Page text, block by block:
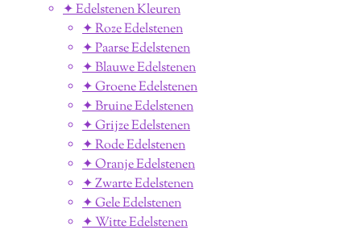
✦ Edelstenen Kleuren
✦ Roze Edelstenen
✦ Paarse Edelstenen
✦ Blauwe Edelstenen
✦ Groene Edelstenen
✦ Bruine Edelstenen
✦ Grijze Edelstenen
✦ Rode Edelstenen
✦ Oranje Edelstenen
✦ Zwarte Edelstenen
✦ Gele Edelstenen
✦ Witte Edelstenen